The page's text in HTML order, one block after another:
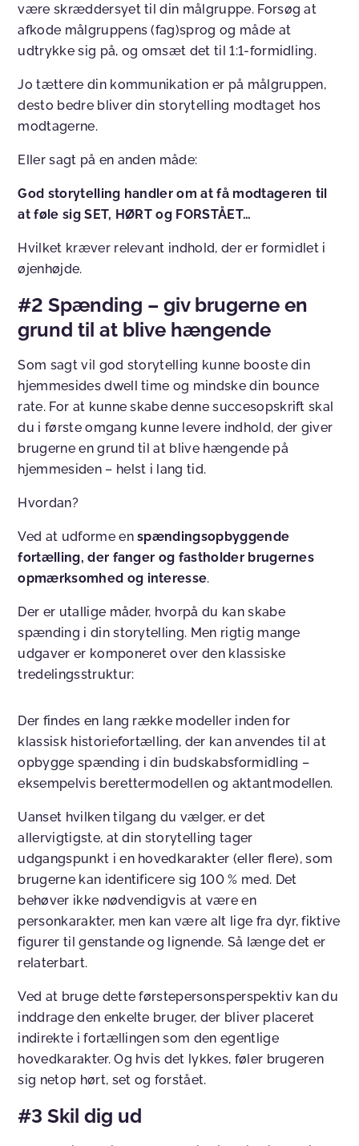
være skræddersyet til din målgruppe. Forsøg at
afkode målgruppens (fag)sprog og måde at
udtrykke sig på, og omsæt det til 1:1-formidling.
Jo tættere din kommunikation er på målgruppen,
desto bedre bliver din storytelling modtaget hos
modtagerne.
Eller sagt på en anden måde:
God storytelling handler om at få modtageren til
at føle sig SET, HØRT og FORSTÅET…
Hvilket kræver relevant indhold, der er formidlet i
øjenhøjde.
#2 Spænding – giv brugerne en
grund til at blive hængende
Som sagt vil god storytelling kunne booste din
hjemmesides dwell time og mindske din bounce
rate. For at kunne skabe denne succesopskrift skal
du i første omgang kunne levere indhold, der giver
brugerne en grund til at blive hængende på
hjemmesiden – helst i lang tid.
Hvordan?
Ved at udforme enspændingsopbyggende
fortælling, der fanger og fastholder brugernes
opmærksomhed og interesse.
Der er utallige måder, hvorpå du kan skabe
spænding i din storytelling. Men rigtig mange
udgaver er komponeret over den klassiske
tredelingsstruktur:
Der findes en lang række modeller inden for
klassisk historiefortælling, der kan anvendes til at
opbygge spænding i din budskabsformidling –
eksempelvis berettermodellen og aktantmodellen.
Uanset hvilken tilgang du vælger, er det
allervigtigste, at din storytelling tager
udgangspunkt i en hovedkarakter (eller flere), som
brugerne kan identificere sig 100 % med. Det
behøver ikke nødvendigvis at være en
personkarakter, men kan være alt lige fra dyr, fiktive
figurer til genstande og lignende. Så længe det er
relaterbart.
Ved at bruge dette førstepersonsperspektiv kan du
inddrage den enkelte bruger, der bliver placeret
indirekte i fortællingen som den egentlige
hovedkarakter. Og hvis det lykkes, føler brugeren
sig netop hørt, set og forstået.
#3 Skil dig ud